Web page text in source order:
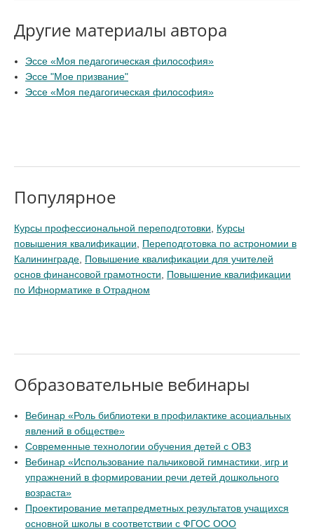
Другие материалы автора
Эссе «Моя педагогическая философия»
Эссе "Мое призвание"
Эссе «Моя педагогическая философия»
Популярное
Курсы профессиональной переподготовки
Курсы
повышения квалификации
Переподготовка по астрономии в
Калининграде Повышение квалификации для учителей
основ финансовой грамотности
Повышение квалификации
по Ифнорматике в Отрадном
Образовательные вебинары
Вебинар «Роль библиотеки в профилактике асоциальных
явлений в обществе»
Современные технологии обучения детей с ОВЗ
Вебинар «Использование пальчиковой гимнастики, игр и
упражнений в формировании речи детей дошкольного
возраста»
Проектирование метапредметных результатов учащихся
основной школы в соответствии с ФГОС ООО